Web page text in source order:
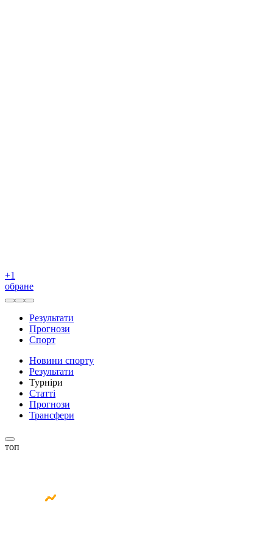
+1
обране
Результати
Прогнози
Спорт
Новини спорту
Результати
Турніри
Статті
Прогнози
Трансфери
топ